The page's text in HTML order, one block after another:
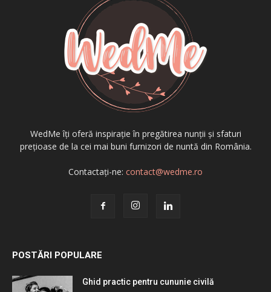
WedMe îți oferă inspirație în pregătirea nunții și sfaturi
prețioase de la cei mai buni furnizori de nuntă din România.
Contactați-ne: contact@wedme.ro
POSTĂRI POPULARE
Ghid practic pentru cununie civilă